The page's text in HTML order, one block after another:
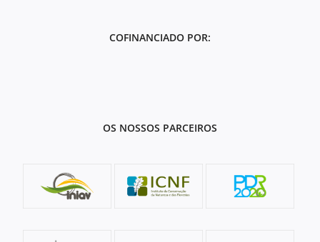
COFINANCIADO POR:
OS NOSSOS PARCEIROS